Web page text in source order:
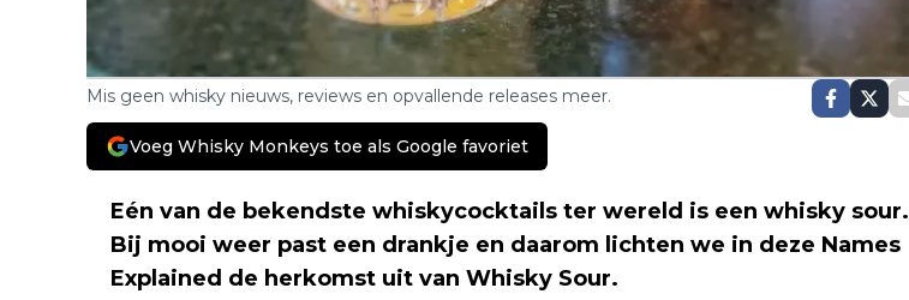
Mis geen whisky nieuws, reviews en opvallende releases meer.
Voeg Whisky Monkeys toe als Google favoriet
Eén van de bekendste whiskycocktails ter wereld is een whisky sour.
Bij mooi weer past een drankje en daarom lichten we in deze Names
Explained de herkomst uit van Whisky Sour.